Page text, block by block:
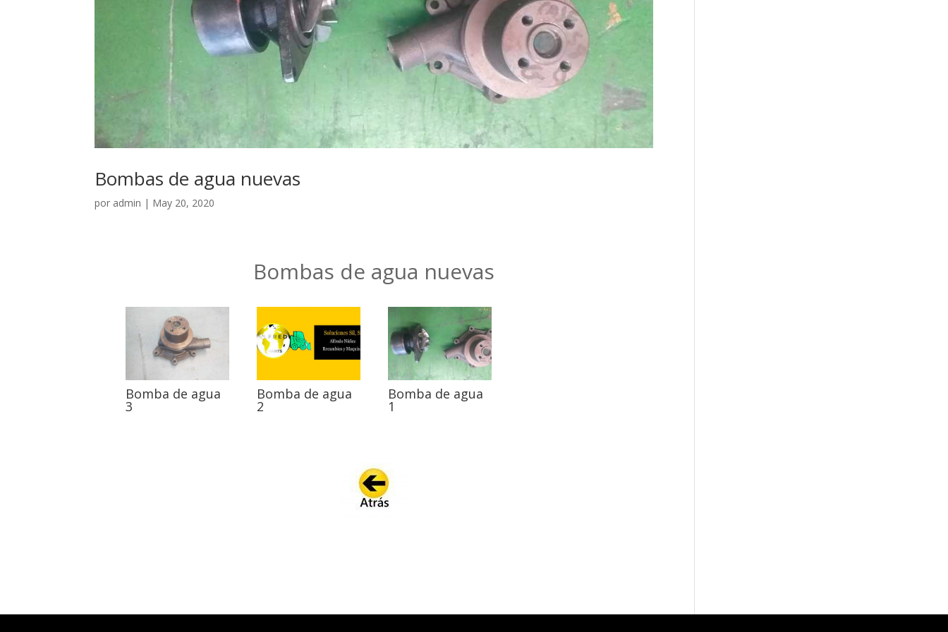
Bombas de agua nuevas
por admin | May 20, 2020
Bombas de agua nuevas
Bomba de agua
3
Bomba de agua
2
Bomba de agua
1